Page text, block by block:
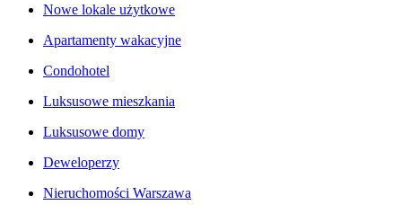
Nowe lokale użytkowe
Apartamenty wakacyjne
Condohotel
Luksusowe mieszkania
Luksusowe domy
Deweloperzy
Nieruchomości Warszawa